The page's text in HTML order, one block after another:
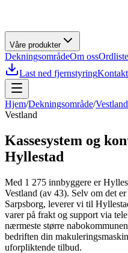
Våre produkter
DekningsområdeOm ossOrdliste
Last ned fjernstyring
Hjem/Dekningsområde/Vestland
Vestland
Kassesystem og
Hyllestad
Med 1 275 innbyggere er
Vestland (av 43). Selv om det
Sarpsborg, leverer vi til
varer på frakt og support via
nærmeste større
bedriften din
uforpliktende tilbud.